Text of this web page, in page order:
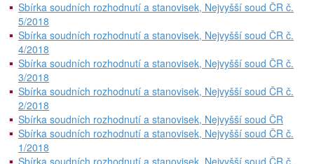
Sbírka soudních rozhodnutí a stanovisek, Nejvyšší soud ČR č.
5/2018
Sbírka soudních rozhodnutí a stanovisek, Nejvyšší soud ČR č.
4/2018
Sbírka soudních rozhodnutí a stanovisek, Nejvyšší soud ČR č.
3/2018
Sbírka soudních rozhodnutí a stanovisek, Nejvyšší soud ČR č.
2/2018
Sbírka soudních rozhodnutí a stanovisek, Nejvyšší soud ČR
Sbírka soudních rozhodnutí a stanovisek, Nejvyšší soud ČR č.
1/2018
Sbírka soudních rozhodnutí a stanovisek, Nejvyšší soud ČR č.